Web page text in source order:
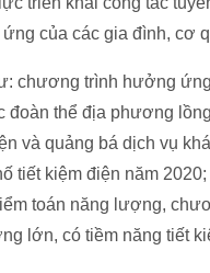
của các gia đình, cơ
chương trình hưởng ứng
đoàn thể địa phương
và quảng bá dịch vụ
tiết kiệm điện năm
toán năng lượng,
lớn, có tiềm năng tiết